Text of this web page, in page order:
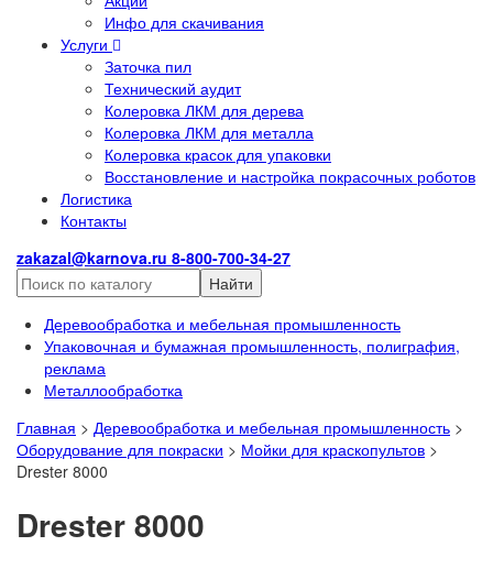
Инфо для скачивания
Услуги
Заточка пил
Технический аудит
Колеровка ЛКМ для дерева
Колеровка ЛКМ для металла
Колеровка красок для упаковки
Восстановление и настройка покрасочных роботов
Логистика
Контакты
zakazal@karnova.ru 8-800-700-34-27
Найти
Деревообработка и мебельная промышленность
Упаковочная и бумажная промышленность, полиграфия,
реклама
Металлообработка
Главная > Деревообработка и мебельная промышленность >
Оборудование для покраски > Мойки для краскопультов >
Drester 8000
Drester 8000